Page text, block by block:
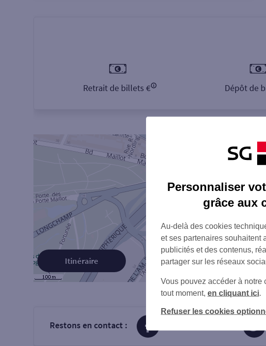
Retrait de billets € Dépôt de
Itinéraire
Restons en contact :
Personnaliser
grâce aux
Au-delà des cookies
et ses partenaires souhaitent
publicités et des contenus,
partager sur les réseaux
Vous pouvez accéder à notre
tout moment, en cliquant ici
Refuser les cookies